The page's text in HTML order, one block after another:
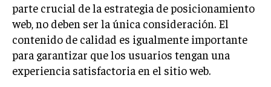
Ricardo Mendoza
Soy Ricardo Mendoza, periodista de negocios e
innovación, con amplia trayectoria. Desde hace
más de diez años, colaboro en un reconocido
portal de noticias, abarcando desde noticias
parte crucial de la estrategia de posicionamiento
web, no deben ser la única consideración. El
contenido de calidad es igualmente importante
para garantizar que los usuarios tengan una
experiencia satisfactoria en el sitio web.